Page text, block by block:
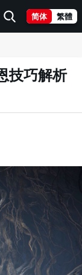
简体 繁體
技巧解析